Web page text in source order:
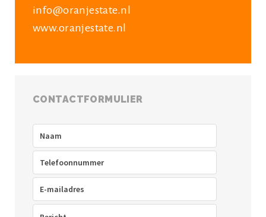
info@oranjestate.nl
www.oranjestate.nl
CONTACTFORMULIER
Telefoon
mailadres(Vereist)